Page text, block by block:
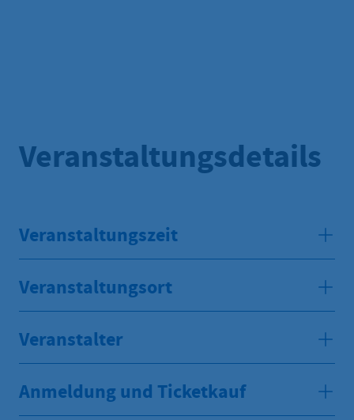
Veranstaltungsdetails
Veranstaltungszeit
Veranstaltungsort
Veranstalter
Anmeldung und Ticketkauf